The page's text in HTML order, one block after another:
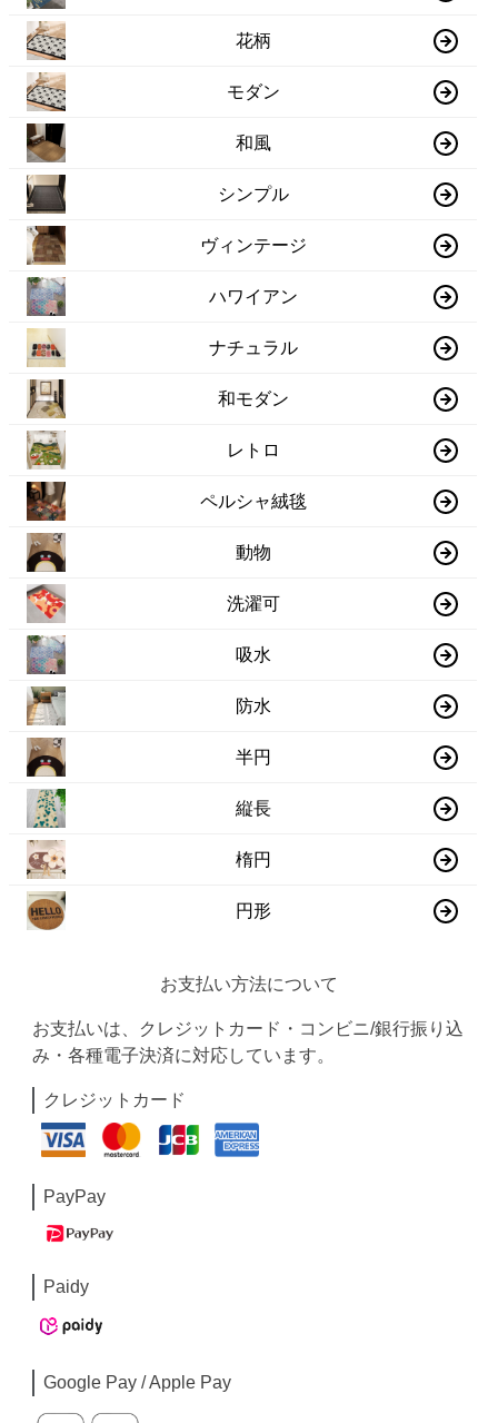
花柄
モダン
和風
シンプル
ヴィンテージ
ハワイアン
ナチュラル
和モダン
レトロ
ペルシャ絨毯
動物
洗濯可
吸水
防水
半円
縦長
楕円
円形
お支払い方法について
お支払いは、クレジットカード・コンビニ/銀行振り込
み・各種電子決済に対応しています。
クレジットカード
PayPay
Paidy
Google Pay / Apple Pay